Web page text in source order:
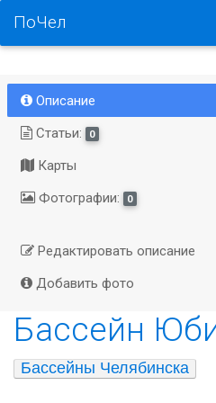
ПоЧел
Описание
Статьи:
0
Карты
Фотографии:
0
Редактировать описание
Добавить фото
Бассейн
Бассейны Челябинска